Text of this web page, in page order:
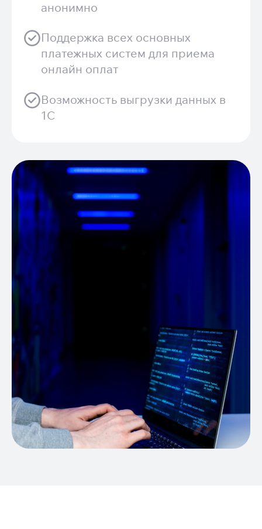
анонимно
Поддержка всех основных
платежных систем для приема
онлайн оплат
Возможность выгрузки данных в
1С